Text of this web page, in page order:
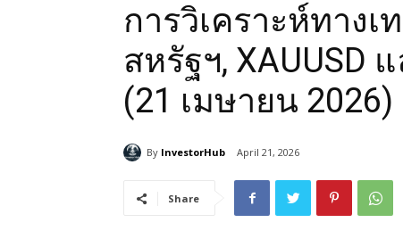
การวิเคราะห์ทาง
สหรัฐฯ, XAUUSD
(21 เมษายน 2026)
By InvestorHub April 21, 2026
Share